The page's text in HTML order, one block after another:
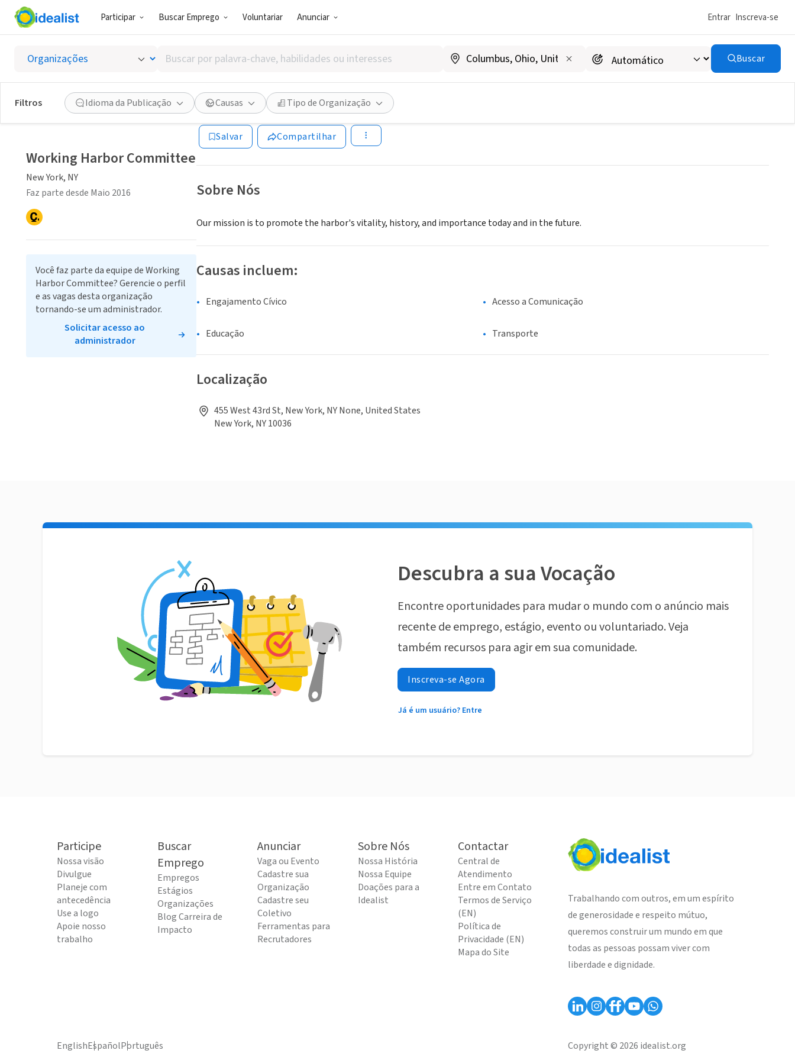
Participar Buscar Emprego Voluntariar Anunciar Entrar Inscreva-se
Buscar
por
palavra-
chave,
habilidades
ou
interesses
Buscar
Filtros Idioma da Publicação Causas Tipo de Organização
Working Harbor Committee
New York, NY |www.workingharbor.com
Salvar Compartilhar
Sobre Nós
Our mission is to promote the harbor's vitality, history, and importance today and in the future.
Causas incluem:
Engajamento Cívico Acesso a Comunicação
Educação Transporte
Localização
455 West 43rd St, New York, NY None, United States
New York, NY 10036
Working Harbor Committee
New York, NY
Faz parte desde Maio 2016
Você faz parte da equipe de Working
Harbor Committee? Gerencie o perfil
e as vagas desta organização
tornando-se um administrador.
Solicitar acesso ao
administrador
Descubra a sua Vocação
Encontre oportunidades para mudar o mundo com o anúncio mais
recente de emprego, estágio, evento ou voluntariado. Veja
também recursos para agir em sua comunidade.
Inscreva-se Agora
Já é um usuário? Entre
Participe
Nossa visão
Divulgue
Planeje com
antecedência
Use a logo
Apoie nosso
trabalho
Buscar
Emprego
Empregos
Estágios
Organizações
Blog Carreira de
Impacto
Anunciar
Vaga ou Evento
Cadastre sua
Organização
Cadastre seu
Coletivo
Ferramentas para
Recrutadores
Sobre Nós
Nossa História
Nossa Equipe
Doações para a
Idealist
Contactar
Central de
Atendimento
Entre em Contato
Termos de Serviço
(EN)
Política de
Privacidade (EN)
Mapa do Site
Trabalhando com outros, em um espírito
de generosidade e respeito mútuo,
queremos construir um mundo em que
todas as pessoas possam viver com
liberdade e dignidade.
EnglishEspañolPortuguês Copyright © 2026 idealist.org